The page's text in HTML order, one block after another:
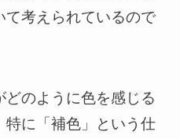
て考えられているので
どのように色を感じる
特に「補色」という仕